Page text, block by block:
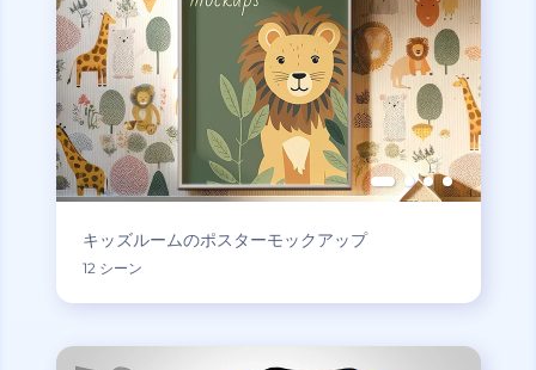
キッズルームのポスターモックアップ
12 シーン